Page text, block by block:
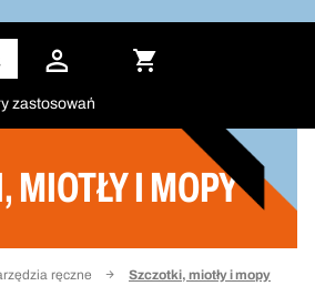
zastosowań
MIOTŁY I MOPY
ręczne Szczotki, miotły i mopy